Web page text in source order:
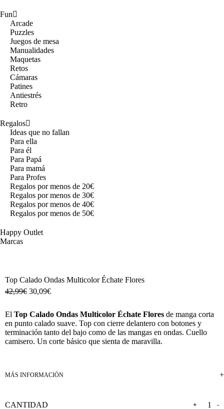
Fun
Arcade
Puzzles
Juegos de mesa
Manualidades
Maquetas
Retos
Cámaras
Patines
Antiestrés
Retro
Regalos
Ideas que no fallan
Para ella
Para él
Para Papá
Para mamá
Para Profes
Regalos por menos de 20€
Regalos por menos de 30€
Regalos por menos de 40€
Regalos por menos de 50€
Happy Outlet
Marcas
Top Calado Ondas Multicolor Échate Flores
42,99€ 30,09€
El Top Calado Ondas Multicolor Échate Flores de manga corta
en punto calado suave. Top con cierre delantero con botones y
terminación tanto del bajo como de las mangas en ondas. Cuello
camisero. Un corte básico que sienta de maravilla.
-
+